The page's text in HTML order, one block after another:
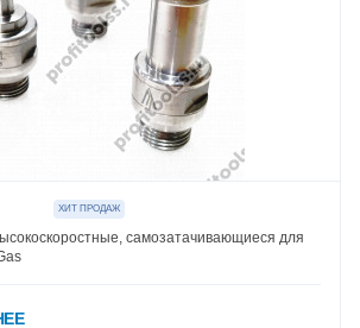
самозатачивающиеся для
ХИТ ПРОДАЖ